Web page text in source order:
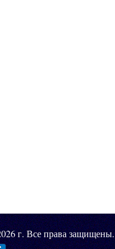
г. Все права защищены.